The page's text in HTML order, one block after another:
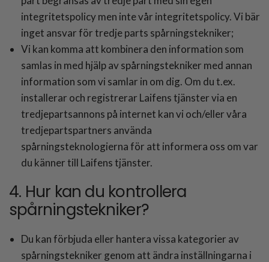
integritetspolicy men inte vår integritetspolicy. Vi bär
inget ansvar för tredje parts spårningstekniker;
Vi kan komma att kombinera den information som
samlas in med hjälp av spårningstekniker med annan
information som vi samlar in om dig. Om du t.ex.
installerar och registrerar Laifens tjänster via en
tredjepartsannons på internet kan vi och/eller våra
tredjepartspartners använda
spårningsteknologierna för att informera oss om var
du känner till Laifens tjänster.
4. Hur kan du kontrollera
spårningstekniker?
Du kan förbjuda eller hantera vissa kategorier av
spårningstekniker genom att ändra inställningarna i